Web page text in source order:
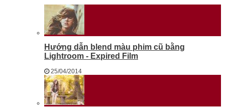
Hướng dẫn blend màu phim cũ bằng
Lightroom - Expired Film
25/04/2014